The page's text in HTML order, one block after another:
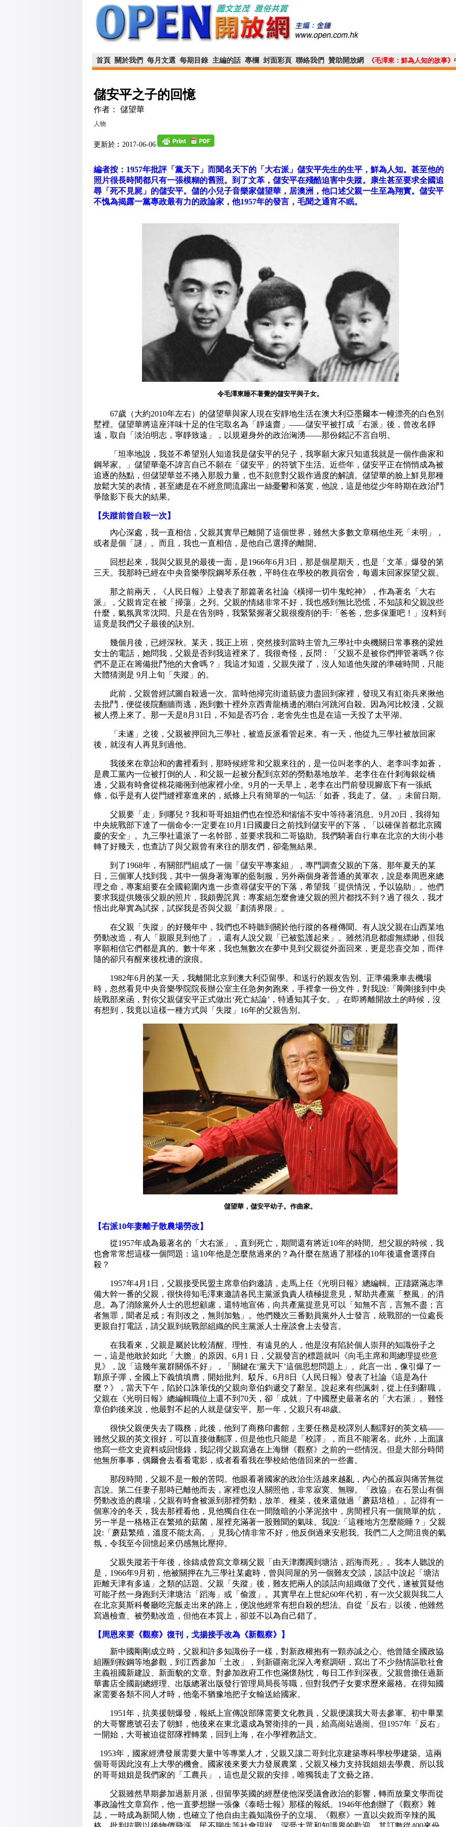
首頁 關於我們 每月文選 每期目錄 主編的話 專欄 封面彩頁 聯絡我們 贊助開放網 《毛澤東：鮮為人知的故事
儲安平之子的回憶
作者： 儲望華
人物
更新於︰2017-06-06
編者按：1957年批評「黨天下」而聞名天下的「大右派」儲安平先生的生平，鮮為人知。甚至他的
照片很長時間都只有一張模糊的舊照。到了文革，儲安平在殘酷迫害中失蹤。康生甚至要求全國追
尋「死不見屍」的儲安平。儲的小兒子音樂家儲望華，居澳洲，他口述父親一生至為翔實。儲安平
不愧為揭露一黨專政最有力的政論家，他1957年的發言，毛聞之通宵不眠。
令毛澤東睡不著覺的儲安平與子女。
67歲（大約2010年左右）的儲望華與家人現在安靜地生活在澳大利亞墨爾本一幢漂亮的白色別
墅裡。儲望華將這座洋味十足的住宅取名為「靜遠齋」——儲安平被打成「右派」後，曾改名靜
遠，取自「淡泊明志，寧靜致遠」，以規避身外的政治洶湧——那份銘記不言自明。
「坦率地說，我並不希望別人知道我是儲安平的兒子，我寧願大家只知道我就是一個作曲家和
鋼琴家。」儲望華毫不諱言自己不願在「儲安平」的符號下生活。近些年，儲安平正在悄悄成為被
追逐的熱點，但儲望華並不捲入那股力量，也不刻意對父親作過度的解讀。儲望華的臉上鮮見那種
放鬆大笑的表情，甚至總是在不經意間流露出一絲憂鬱和落寞，他說，這是他從少年時期在政治鬥
爭陰影下長大的結果。
【失蹤前曾自殺一次】
內心深處，我一直相信，父親其實早已離開了這個世界，雖然大多數文章稱他生死「未明」，
或者是個「謎」。而且，我也一直相信，是他自己選擇的離開。
回想起來，我與父親見的最後一面，是1966年6月3日，那是個星期天，也是「文革」爆發的第
三天。我那時已經在中央音樂學院鋼琴系任教，平時住在學校的教員宿舍，每週末回家探望父親。
那之前兩天，《人民日報》上發表了那篇著名社論《橫掃一切牛鬼蛇神》，作為著名「大右
派」，父親肯定在被「掃蕩」之列。父親的情緒非常不好，我也感到無比恐慌，不知該和父親說些
什麼，氣氛異常沈悶。只是在告別時，我緊緊握著父親很瘦削的手:「爸爸，您多保重吧！」沒料到
這竟是我們父子最後的訣別。
幾個月後，已經深秋。某天，我正上班，突然接到當時主管九三學社中央機關日常事務的梁姓
女士的電話，她問我，父親是否到我這裡來了。我很奇怪，反問：「父親不是被你們押管著嗎？你
們不是正在籌備批鬥他的大會嗎？」我這才知道，父親失蹤了，沒人知道他失蹤的準確時間，只能
大體猜測是 9月上旬「失蹤」的。
此前，父親曾經試圖自殺過一次。當時他掃完街道筋疲力盡回到家裡，發現又有紅衛兵來揪他
去批鬥，便從後院翻牆而逃，跑到數十裡外京西青龍橋邊的潮白河跳河自殺。因為河比較淺，父親
被人撈上來了。那一天是8月31日，不知是否巧合，老舍先生也是在這一天投了太平湖。
「未遂」之後，父親被押回九三學社，被造反派看管起來。有一天，他從九三學社被放回家
後，就沒有人再見到過他。
我後來在章詒和的書裡看到，那時候經常和父親來往的，是一位叫老李的人。老李叫李如蒼，
是農工黨內一位被打倒的人，和父親一起被分配到京郊的勞動基地放羊。老李住在什剎海銀錠橋
邊，父親有時會從棉花衚衕到他家裡小坐。9月的一天早上，老李在出門前發現腳底下有一張紙
條，似乎是有人從門縫裡塞進來的，紙條上只有簡單的一句話:「如蒼，我走了。儲。」未留日期。
父親要「走」到哪兒？我和哥哥姐姐們也在惶恐和惴惴不安中等待著消息。9月20日，我得知
中央統戰部下達了一個命令:一定要在10月1日國慶日之前找到儲安平的下落，「以確保首都北京國
慶的安全」。九三學社還派了一名幹部，並要求我和二哥協助。我們騎著自行車在北京的大街小巷
轉了好幾天，也查訪了與父親曾有來往的朋友們，卻毫無結果。
到了1968年，有關部門組成了一個「儲安平專案組」，專門調查父親的下落。那年夏天的某
日，三個軍人找到我，其中一個身著海軍的藍制服，另外兩個身著普通的黃軍衣，說是奉周恩來總
理之命，專案組要在全國範圍內進一步查尋儲安平的下落，希望我「提供情況，予以協助」。他們
要求我提供幾張父親的照片，我頗覺詫異：專案組怎麼會連父親的照片都找不到？過了很久，我才
悟出此舉實為試探，試探我是否與父親「劃清界限」。
在父親「失蹤」的好幾年中，我們也不時聽到關於他行蹤的各種傳聞。有人說父親在山西某地
勞動改造，有人「親眼見到他了」，還有人說父親「已被監護起來」。雖然消息都虛無縹緲，但我
寧願相信它們都是真的。數十年來，我也無數次在夢中見到父親從外面回來，更是悲喜交加，而伴
隨的卻只有醒來後枕邊的淚痕。
1982年6月的某一天，我離開北京到澳大利亞留學。和送行的親友告別、正準備乘車去機場
時，忽然看見中央音樂學院院長辦公室主任急匆匆跑來，手裡拿一份文件，對我說:「剛剛接到中央
統戰部來函，對你父親儲安平正式做出‘死亡結論’，特通知其子女。」在即將離開故土的時候，沒
有想到，我竟以這樣一種方式與「失蹤」16年的父親告別。
儲望華，儲安平幼子。作曲家。
【右派10年妻離子散農場勞改】
從1957年成為最著名的「大右派」，直到死亡，期間還有將近10年的時間。想父親的時候，我
也會常常想這樣一個問題：這10年他是怎麼熬過來的？為什麼在熬過了那樣的10年後還會選擇自
殺？
1957年4月1日，父親接受民盟主席章伯鈞邀請，走馬上任《光明日報》總編輯。正躊躇滿志準
備大幹一番的父親，很快得知毛澤東邀請各民主黨派負責人積極提意見，幫助共產黨「整風」的消
息。為了消除黨外人士的思想顧慮，還特地宣佈，向共產黨提意見可以「知無不言，言無不盡；言
者無罪，聞者足戒；有則改之，無則加勉」。他們幾次三番動員黨外人士發言，統戰部的一位處長
更親自打電話，請父親到統戰部組織的民主黨派人士座談會上去發言。
在我看來，父親是屬於比較清醒、理性、有遠見的人，他是沒有陷於個人崇拜的知識份子之
一，這是他敢於如此「大膽」的原因。6月1 日，父親發言的標題就叫《向毛主席和周總理提些意
見》，說「這幾年黨群關係不好」，「關鍵在‘黨天下’這個思想問題上」。此言一出，像引爆了一
顆原子彈，全國上下義憤填膺，開始批判、駁斥。6月8日《人民日報》發表了社論《這是為什
麼？》，當天下午，陷於口誅筆伐的父親向章伯鈞遞交了辭呈。說起來有些諷刺，從上任到辭職，
父親在《光明日報》總編輯職位上還不到70天，卻「成就」了中國歷史最著名的「大右派」。難怪
章伯鈞後來說，他最對不起的人就是儲安平。那一年，父親只有48歲。
很快父親便失去了職務，此後，他到了商務印書館，主要任務是校譯別人翻譯好的英文稿——
雖然父親的英文很好，可以直接做翻譯，但是他也只能是「校譯」，而且不能署名。此外，上面讓
他寫一些文史資料或回憶錄，我記得父親寫過在上海辦《觀察》之前的一些情況。但是大部分時間
他無所事事，偶爾會去看看電影，或者看看我在學校給他借回來的一些書。
那段時間，父親不是一般的苦悶。他眼看著國家的政治生活越來越亂，內心的孤寂與痛苦無從
言說。第二任妻子那時已離他而去，家裡也沒人關照他，非常寂寞、無聊。「政協」在石景山有個
勞動改造的農場，父親有時會被派到那裡勞動，放羊、種菜，後來還做過「蘑菇培植」。記得有一
個寒冷的冬天，我去那裡看他，見他獨自住在一間陰暗的小茅泥捨中，房間裡只有一個簡單的炕，
另一半是一格格正在繁殖的菇菌，屋裡充滿著一股難聞的氣味。我說:「這種地方怎麼能睡？」父親
說:「蘑菇繁殖，溫度不能太高。」見我心情非常不好，他反倒過來安慰我。我們二人之間沮喪的氣
氛，令我至今回憶起來仍感無比壓抑。
父親失蹤若干年後，徐鑄成曾寫文章稱父親「由天津躑躅到塘沽，蹈海而死」。我本人聽說的
是，1966年9月初，他被關押在九三學社某處時，曾與同屋的另一個難友交談，談話中說起「塘沽
距離天津有多遠」之類的話題。父親「失蹤」後，難友把兩人的談話向組織做了交代，遂被質疑他
可能孑然一身跑到天津塘沽「蹈海」或「偷渡」。其實早在上世紀60年代初，有一次父親與我二人
在北京莫斯科餐廳吃完飯走出來的路上，便說他經常有想自殺的想法。自從「反右」以後，他雖然
寫過檢查、被勞動改造，但他在本質上，卻並不以為自己錯了。
【周恩來要《觀察》復刊，戈揚接手改為《新觀察》】
新中國剛剛成立時，父親和許多知識份子一樣，對新政權抱有一顆赤誠之心。他曾隨全國政協
組團到鞍鋼等地參觀，到江西參加「土改」，到新疆南北深入考察調研，寫出了不少熱情謳歌社會
主義祖國新建設、新面貌的文章。對參加政府工作也滿懷熱忱，每日工作到深夜。父親曾擔任過新
華書店全國副總經理、出版總署出版發行管理局局長等職，但對我們子女要求歷來嚴格。在得知國
家需要各類不同人才時，他毫不猶豫地把子女輸送給國家。
1951年，抗美援朝爆發，報紙上宣傳說部隊需要文化教員，父親便讓我大哥去參軍。初中畢業
的大哥響應號召去了朝鮮，他後來在東北還成為警衛排的一員，給高崗站過崗。但1957年「反右」
一開始，大哥被迫從部隊裡轉業，回到上海，在小學裡教語文。
1953年，國家經濟發展需要大量中等專業人才，父親又讓二哥到北京建築專科學校學建築。這兩
個哥哥因此沒有上大學的機會。國家後來要大力發展農業，父親又極力支持我姐姐去學農。所以我
的哥哥姐姐是我們家的「工農兵」，這也是父親的安排，唯獨我走了文藝之路。
父親雖然早期參加過新月派，但留學英國的經歷使他深受議會政治的影響，轉而放棄文學而從
事政論性文章寫作，他一直夢想辦一張像《泰晤士報》那樣的報紙。1946年他創辦了《觀察》雜
誌，一時成為新聞人物，也確立了他自由主義知識份子的立場。《觀察》一直以尖銳而辛辣的風